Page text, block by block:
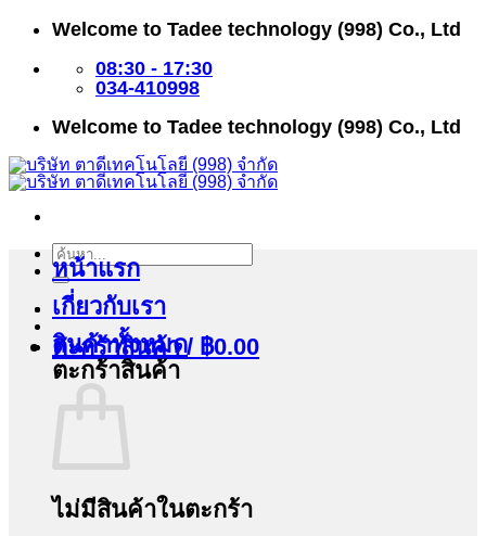
ข้าม
เนื้อหา
Welcome to Tadee technology (998) Co., Ltd
08:30 - 17:30
034-410998
Welcome to Tadee technology (998) Co., Ltd
ค้นหา:
ตะกร้าสินค้า / ฿0.00
ตะกร้าสินค้า
ไม่มีสินค้าในตะกร้า
หน้าแรก
เกี่ยวกับเรา
สินค้าทั้งหมด